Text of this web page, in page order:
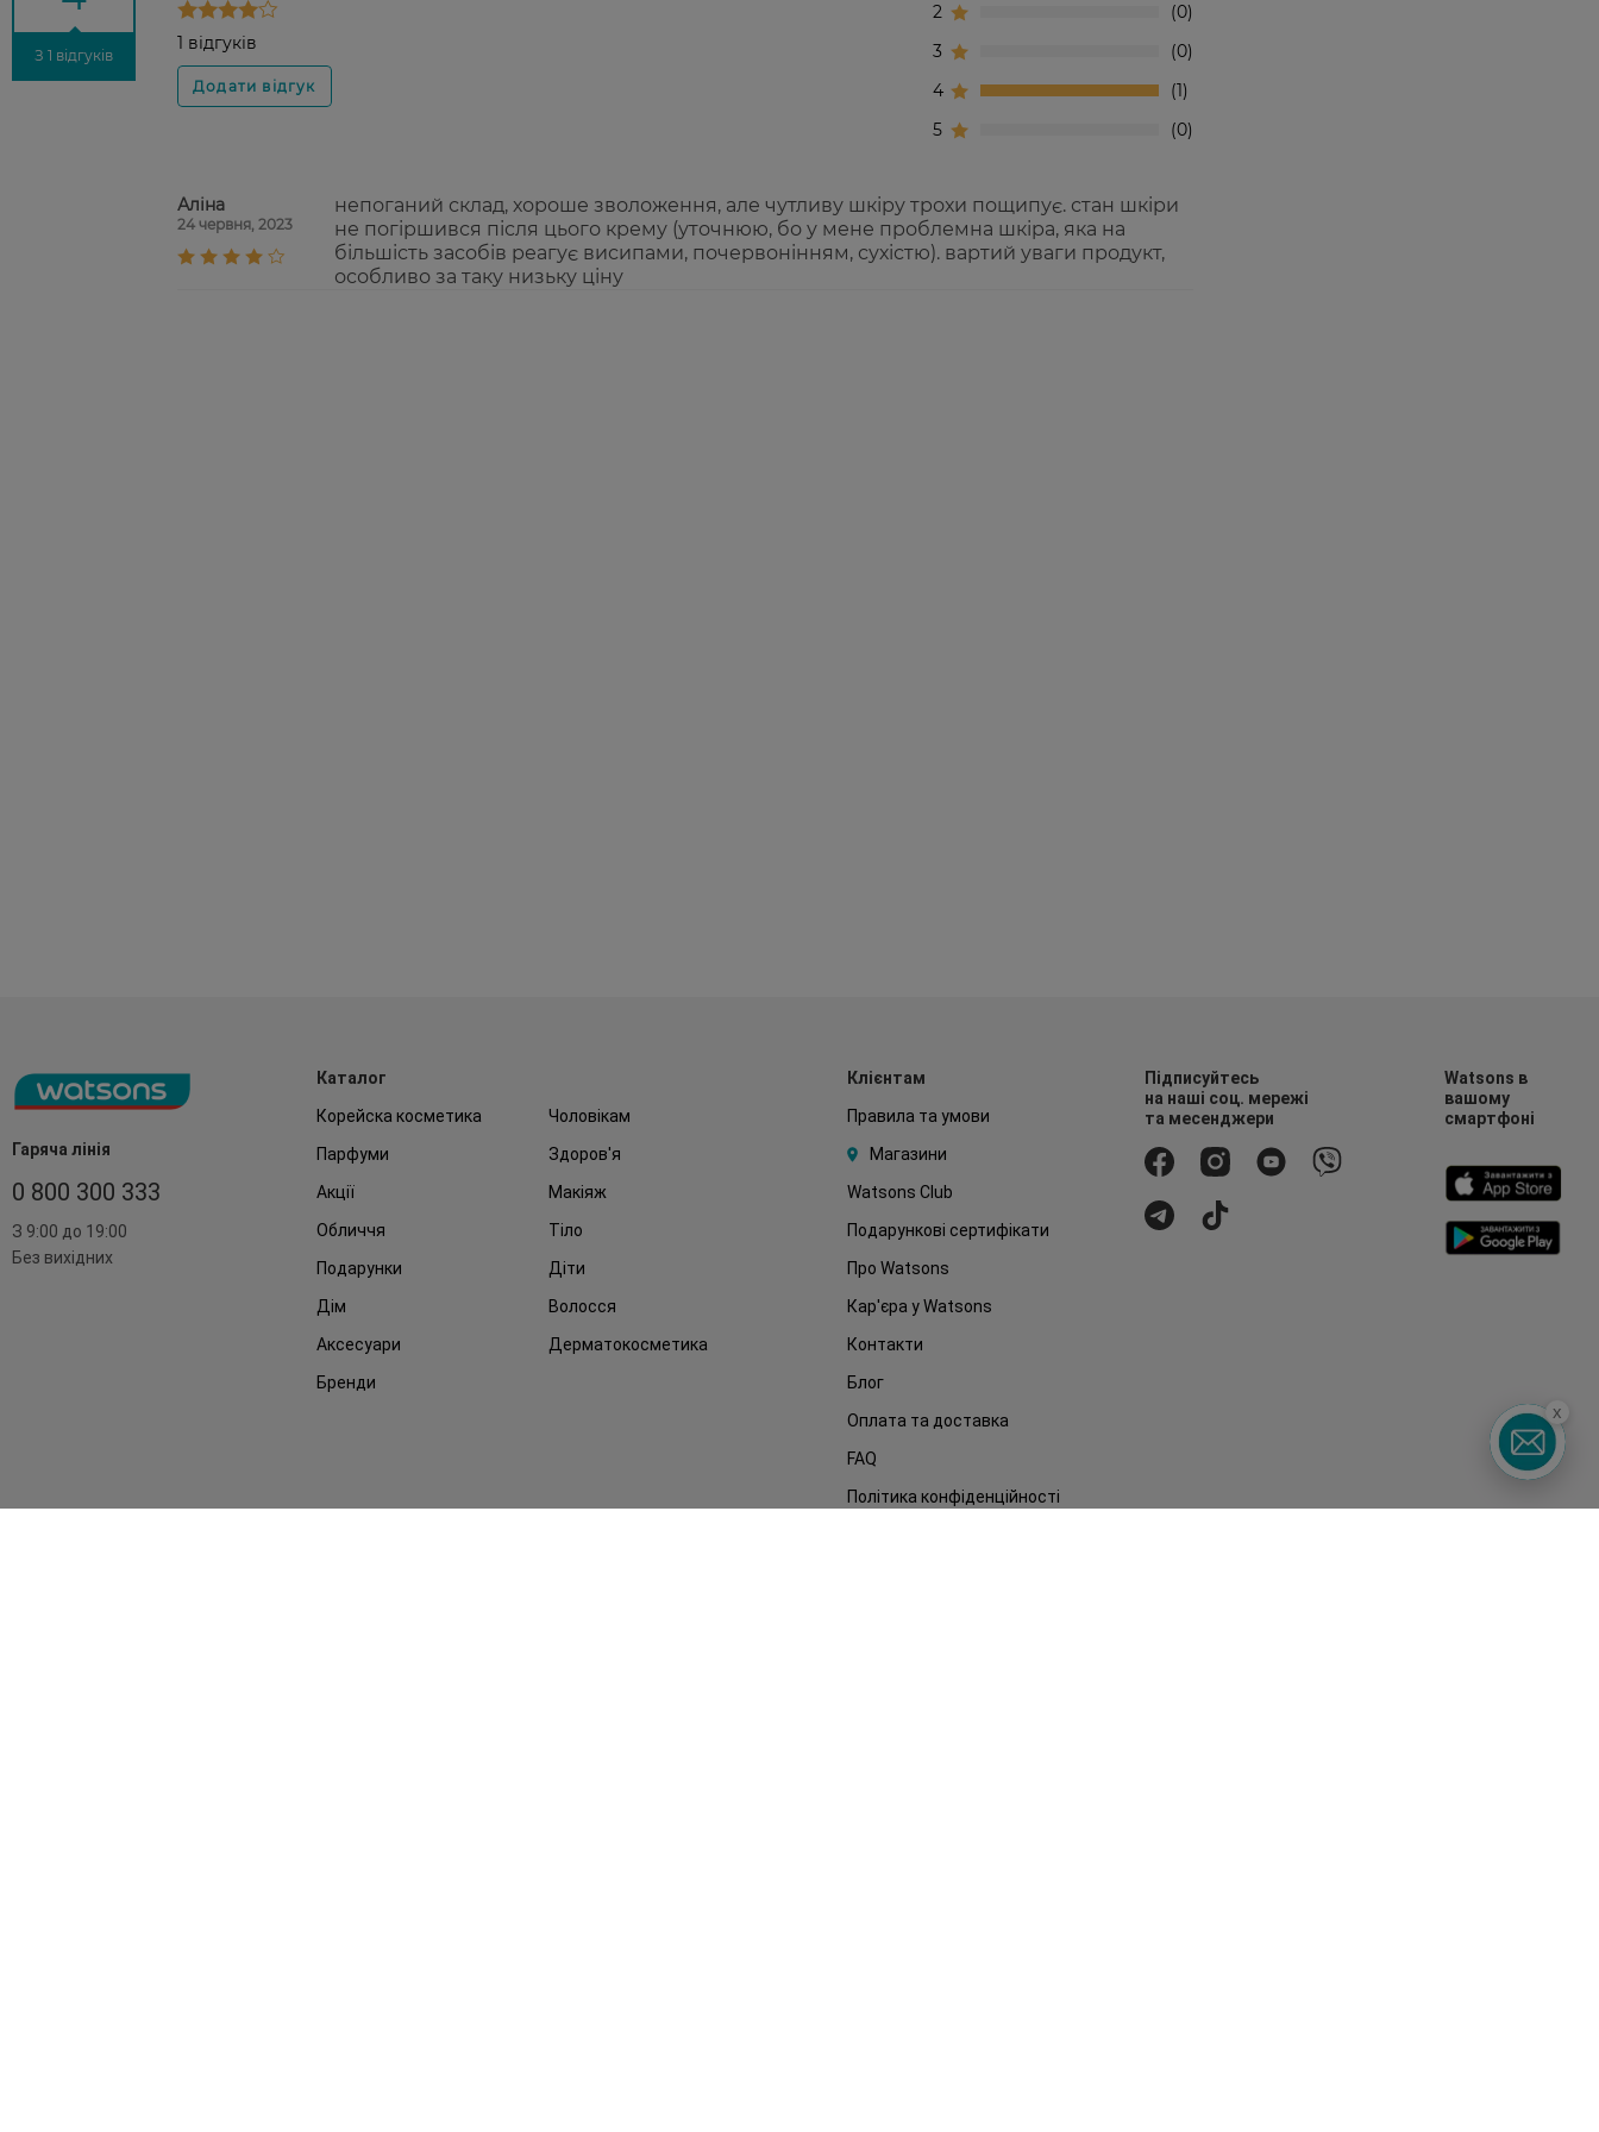
З 1 відгуків
1 відгуків
2
0
3
0
4
1
5
0
Аліна
24 червня, 2023
непоганий склад, хороше зволоження, але чутливу шкіру трохи пощипує. стан шкіри
не погіршився після цього крему (уточнюю, бо у мене проблемна шкіра, яка на
більшість засобів реагує висипами, почервонінням, сухістю). вартий уваги продукт,
особливо за таку низьку ціну
Гаряча лінія
0 800 300 333
З 9:00 до 19:00
Без вихідних
Каталог
Корейска косметика
Чоловікам
Парфуми
Здоров'я
Акції
Макіяж
Обличчя
Тіло
Подарунки
Діти
Дім
Волосся
Аксесуари
Дерматокосметика
Бренди
Клієнтам
Правила та умови
Магазини
Watsons Club
Подарункові сертифікати
Про Watsons
Кар'єра у Watsons
Контакти
Блог
Оплата та доставка
FAQ
Політика конфіденційності
Підписуйтесь
на наші соц. мережі
та месенджери
Watsons в
вашому
смартфоні
x